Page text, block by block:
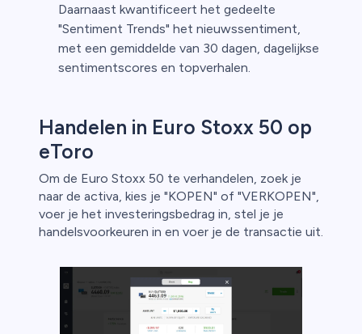
Daarnaast kwantificeert het gedeelte
"Sentiment Trends" het nieuwssentiment,
met een gemiddelde van 30 dagen, dagelijkse
sentimentscores en topverhalen.
Handelen in Euro Stoxx 50 op
eToro
Om de Euro Stoxx 50 te verhandelen, zoek je
naar de activa, kies je "KOPEN" of "VERKOPEN",
voer je het investeringsbedrag in, stel je je
handelsvoorkeuren in en voer je de transactie uit.